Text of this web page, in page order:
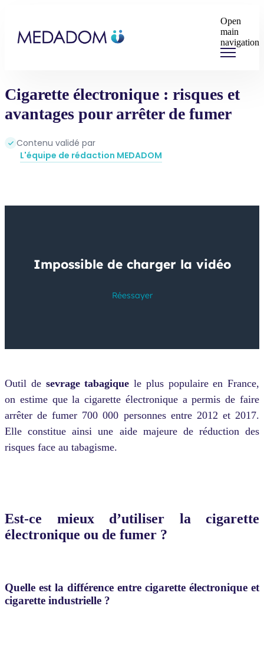
Open
main
navigation
Cigarette électronique : risques et
avantages pour arrêter de fumer
Contenu validé par
L'équipe de rédaction MEDADOM
Outil de sevrage tabagique le plus populaire en France,
on estime que la cigarette électronique a permis de faire
arrêter de fumer 700 000 personnes entre 2012 et 2017.
Elle constitue ainsi une aide majeure de réduction des
risques face au tabagisme.
Est-ce mieux d’utiliser la cigarette
électronique ou de fumer ?
Quelle est la différence entre cigarette électronique et
cigarette industrielle ?